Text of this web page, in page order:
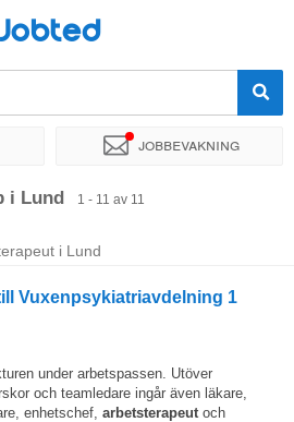
Jobted
Jobbevakning
Företag
i Lund 1 - 11 av 11
i Lund
Vuxenpsykiatriavdelning 1
under arbetspassen. Utöver
och teamledare ingår även läkare,
enhetschef, arbetsterapeutoch